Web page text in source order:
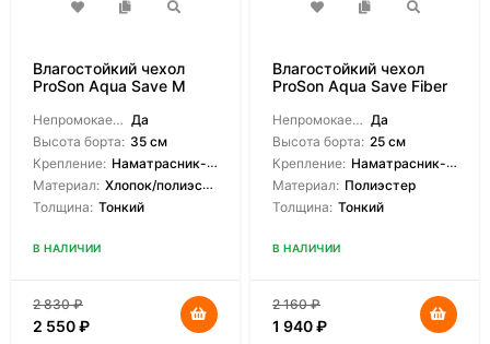
Влагостойкий чехол
ProSon Aqua Save M
Непромокаемый: Да
Высота борта: 35 см
Крепление: Наматрасник-чехол
Материал: Хлопок/полиэстер
Толщина: Тонкий
В НАЛИЧИИ
2 830₽
2 550₽
Влагостойкий чехол
ProSon Aqua Save Fiber
Непромокаемый: Да
Высота борта: 25 см
Крепление: Наматрасник-чехол
Материал: Полиэстер
Толщина: Тонкий
В НАЛИЧИИ
2 160₽
1 940₽